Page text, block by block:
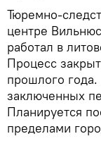
Тюремно-
центре
работал в
Процесс
прошлого
заключенных
Планируется
пределами